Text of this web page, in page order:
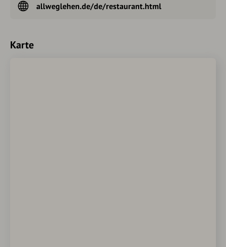
allweglehen.de/de/restaurant.html
Karte